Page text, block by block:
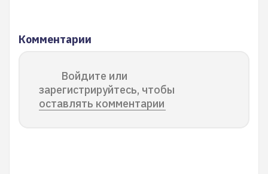
Комментарии
Войдите или
зарегистрируйтесь, чтобы
оставлять комментарии